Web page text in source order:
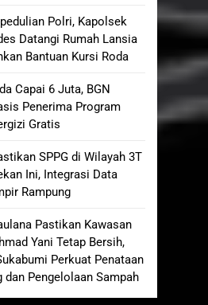
KMP Mutiara
Desa
Polri, Kapolsek
Datangi Rumah Lansia
Bantuan Kursi Roda
Capai 6 Juta, BGN
Penerima Program
Gratis
SPPG di Wilayah 3T
Ini, Integrasi Data
Rampung
Pastikan Kawasan
Yani Tetap Bersih,
Perkuat Penataan
dan Pengelolaan Sampah